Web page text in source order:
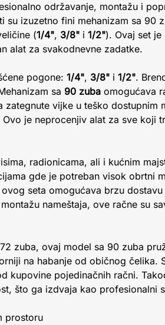
održavanje, montažu i
su izuzetno fini mehanizam sa 90
(1/4", 3/8" i 1/2"). Ovaj set je
alat za svakodnevne zadatke.
pogone: 1/4", 3/8" i 1/2".
sa 90 zuba omogućava
vijke u teško dostupnim
je neprocenjiv alat za sve koji
radionicama, ali i kućnim
gde je potreban visok obrtni
seta omogućava brzu dostavu
nameštaja, ove račne su
zuba, ovaj model sa 90 zuba
na habanje od običnog čelika.
kupovine pojedinačnih račni.
što ga izdvaja kao profesionalni
prostoru